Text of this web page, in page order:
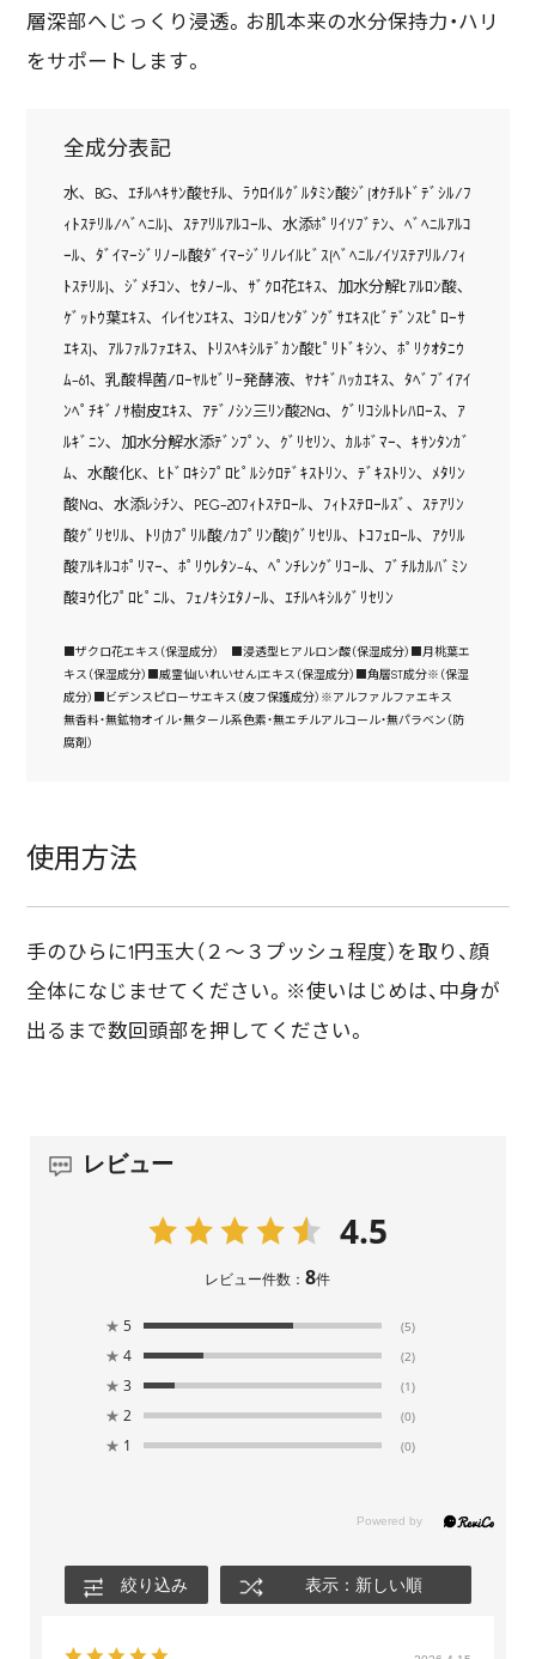
層深部へじっくり浸透。お肌本来の水分保持力・ハリ
をサポートします。
全成分表記
水､ BG､ ｴﾁﾙﾍｷｻﾝ酸ｾﾁﾙ､ ﾗｳﾛｲﾙｸﾞﾙﾀﾐﾝ酸ｼﾞ(ｵｸﾁﾙﾄﾞﾃﾞｼﾙ/ﾌ
ｨﾄｽﾃﾘﾙ/ﾍﾞﾍﾆﾙ)､ ｽﾃｱﾘﾙｱﾙｺｰﾙ､ 水添ﾎﾟﾘｲｿﾌﾞﾃﾝ､ ﾍﾞﾍﾆﾙｱﾙｺ
ｰﾙ､ ﾀﾞｲﾏｰｼﾞﾘﾉｰﾙ酸ﾀﾞｲﾏｰｼﾞﾘﾉﾚｲﾙﾋﾞｽ(ﾍﾞﾍﾆﾙ/ｲｿｽﾃｱﾘﾙ/ﾌｨ
ﾄｽﾃﾘﾙ)､ ｼﾞﾒﾁｺﾝ､ ｾﾀﾉｰﾙ､ ｻﾞｸﾛ花ｴｷｽ､ 加水分解ﾋｱﾙﾛﾝ酸､
ｹﾞｯﾄｳ葉ｴｷｽ､ ｲﾚｲｾﾝｴｷｽ､ ｺｼﾛﾉｾﾝﾀﾞﾝｸﾞｻｴｷｽ(ﾋﾞﾃﾞﾝｽﾋﾟﾛｰｻ
ｴｷｽ)､ ｱﾙﾌｧﾙﾌｧｴｷｽ､ ﾄﾘｽﾍｷｼﾙﾃﾞｶﾝ酸ﾋﾟﾘﾄﾞｷｼﾝ､ ﾎﾟﾘｸｵﾀﾆｳ
ﾑ-61､ 乳酸桿菌/ﾛｰﾔﾙｾﾞﾘｰ発酵液､ ﾔﾅｷﾞﾊｯｶｴｷｽ､ ﾀﾍﾞﾌﾞｲｱｲ
ﾝﾍﾟﾁｷﾞﾉｻ樹皮ｴｷｽ､ ｱﾃﾞﾉｼﾝ三ﾘﾝ酸2Na､ ｸﾞﾘｺｼﾙﾄﾚﾊﾛｰｽ､ ｱ
ﾙｷﾞﾆﾝ､ 加水分解水添ﾃﾞﾝﾌﾟﾝ､ ｸﾞﾘｾﾘﾝ､ ｶﾙﾎﾞﾏｰ､ ｷｻﾝﾀﾝｶﾞ
ﾑ､ 水酸化K､ ﾋﾄﾞﾛｷｼﾌﾟﾛﾋﾟﾙｼｸﾛﾃﾞｷｽﾄﾘﾝ､ ﾃﾞｷｽﾄﾘﾝ､ ﾒﾀﾘﾝ
酸Na､ 水添ﾚｼﾁﾝ､ PEG-20ﾌｨﾄｽﾃﾛｰﾙ､ ﾌｨﾄｽﾃﾛｰﾙｽﾞ､ ｽﾃｱﾘﾝ
酸ｸﾞﾘｾﾘﾙ､ ﾄﾘ(ｶﾌﾟﾘﾙ酸/ｶﾌﾟﾘﾝ酸)ｸﾞﾘｾﾘﾙ､ ﾄｺﾌｪﾛｰﾙ､ ｱｸﾘﾙ
酸ｱﾙｷﾙｺﾎﾟﾘﾏｰ､ ﾎﾟﾘｳﾚﾀﾝ-4､ ﾍﾟﾝﾁﾚﾝｸﾞﾘｺｰﾙ､ ﾌﾞﾁﾙｶﾙﾊﾞﾐﾝ
酸ﾖｳ化ﾌﾟﾛﾋﾟﾆﾙ､ ﾌｪﾉｷｼｴﾀﾉｰﾙ､ ｴﾁﾙﾍｷｼﾙｸﾞﾘｾﾘﾝ
■ザクロ花エキス（保湿成分） ■浸透型ヒアルロン酸（保湿成分）■月桃葉エ
キス（保湿成分）■威霊仙(いれいせん)エキス（保湿成分）■角層ST成分※（保湿
成分）■ビデンスピローサエキス（皮フ保護成分）※アルファルファエキス
無香料・無鉱物オイル・無タール系色素・無エチルアルコール・無パラベン（防
腐剤）
使用方法
手のひらに1円玉大（２～３プッシュ程度）を取り、顔
全体になじませてください。※使いはじめは、中身が
出るまで数回頭部を押してください。
レビュー
4.5
レビュー件数：8件
★ 5 (5)
★ 4 (2)
★ 3 (1)
★ 2 (0)
★ 1 (0)
絞り込み 表示：新しい順